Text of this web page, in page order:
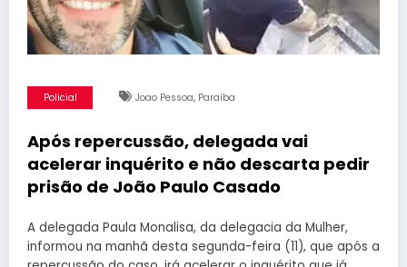
Policial Joao Pessoa, Paraíba
Após repercussão, delegada vai
acelerar inquérito e não descarta pedir
prisão de João Paulo Casado
A delegada Paula Monalisa, da delegacia da Mulher,
informou na manhã desta segunda-feira (11), que após a